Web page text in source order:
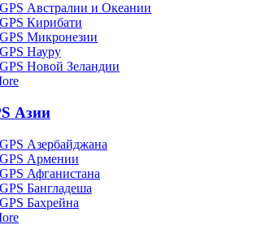
Австралии и Океании
Кирибати
Микронезии
Науру
Новой Зеландии
Азии
Азербайджана
Армении
Афганистана
Бангладеша
Бахрейна